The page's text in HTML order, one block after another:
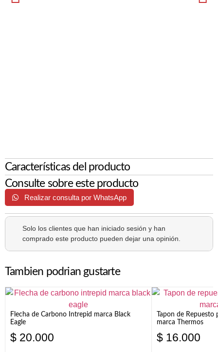
Características del producto
Consulte sobre este producto
Realizar consulta por WhatsApp
Solo los clientes que han iniciado sesión y han
comprado este producto pueden dejar una opinión.
Tambien podrian gustarte
Flecha de Carbono Intrepid marca Black
Eagle
$ 20.000
Tapon de Repuesto
marca Thermos
$ 16.000